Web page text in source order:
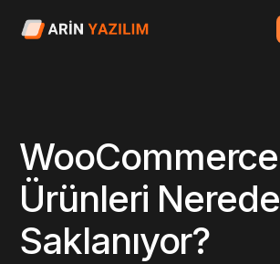
WooCommerce
Ürünleri Nerede
Saklanıyor?